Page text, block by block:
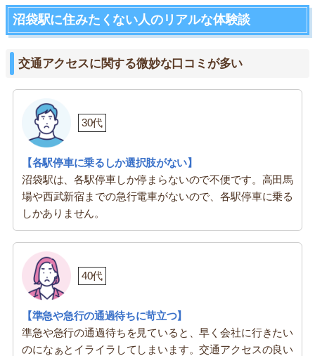
沼袋駅に住みたくない人のリアルな体験談
交通アクセスに関する微妙な口コミが多い
30代
【各駅停車に乗るしか選択肢がない】
沼袋駅は、各駅停車しか停まらないので不便です。高田馬
場や西武新宿までの急行電車がないので、各駅停車に乗る
しかありません。
40代
【準急や急行の通過待ちに苛立つ】
準急や急行の通過待ちを見ていると、早く会社に行きたい
のになぁとイライラしてしまいます。交通アクセスの良い